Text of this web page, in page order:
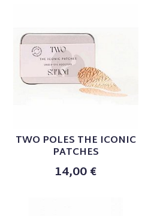
TWO POLES THE ICONIC
PATCHES
14,00 €